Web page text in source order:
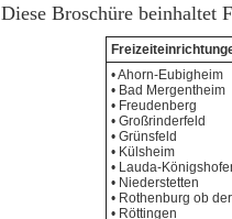
Diese Broschüre beinhaltet
• Ahorn-Eubigheim
• Bad Mergentheim
• Freudenberg
• Großrinderfeld
• Grünsfeld
• Külsheim
• Lauda-
• Niederstetten
• Rothenburg ob
• Röttingen